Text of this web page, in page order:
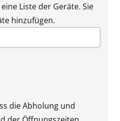
Liste der Geräte. Sie
hinzufügen.
die Abholung und